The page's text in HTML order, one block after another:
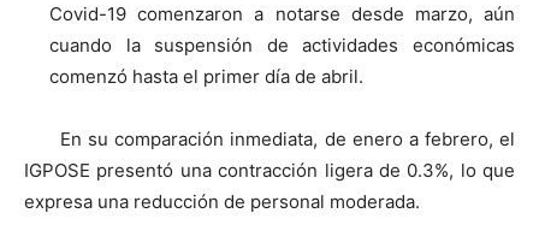
Covid-19 comenzaron a notarse desde marzo, aún
cuando la suspensión de actividades económicas
comenzó hasta el primer día de abril.
En su comparación inmediata, de enero a febrero, el
IGPOSE presentó una contracción ligera de 0.3%, lo que
expresa una reducción de personal moderada.